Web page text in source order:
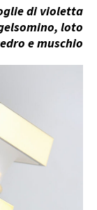
di violetta
loto
e muschio